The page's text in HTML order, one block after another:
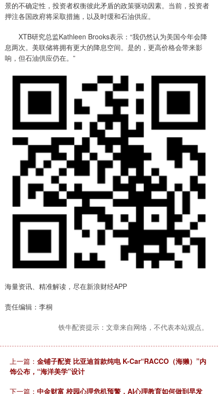
景的不确定性，投资者权衡彼此矛盾的政策驱动因素。当前，投资者
押注各国政府将采取措施，以及时缓和石油供应。
XTB研究总监Kathleen Brooks表示：“我仍然认为美国今年会降
息两次。美联储将拥有更大的降息空间。是的，更高价格会带来影
响，但石油供应仍在。”
海量资讯、精准解读，尽在新浪财经APP
责任编辑：李桐
铁牛配资提示：文章来自网络，不代表本站观点。
上一篇： 金铺子配资 比亚迪首款纯电 K-Car“RACCO（海獭）”内
饰公布，“海洋美学”设计
下一篇： 中金财富 校园心理危机预警，AI心理教育如何做到早发